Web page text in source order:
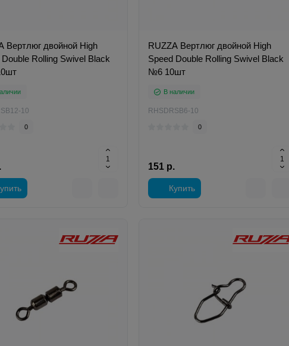
Вертлюг двойной High
Double Rolling Swivel Black
10
0
RUZZA Вертлюг двойной High
Speed Double Rolling Swivel Black
№6 10шт
В наличии
RHSDRSB6-10
0
151 р.
Купить